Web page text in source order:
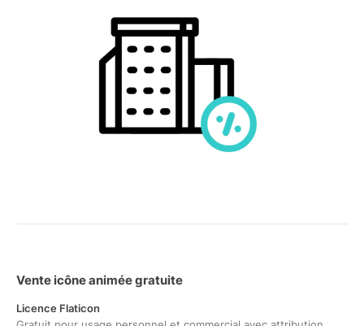
Vente icône animée gratuite
Licence Flaticon